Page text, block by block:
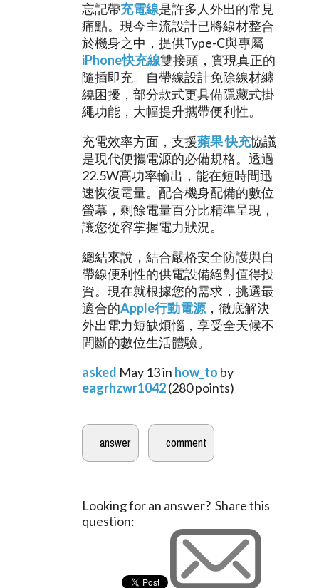
忘記帶充電線是許多人外出的常見
痛點。現今主流設計已將線材整合
於機身之中，提供Type-C與專屬
iPhone快充線雙接頭，實現真正的
隨插即充。自帶線設計免除線材纏
繞困擾，部分款式更具備隱藏式掛
繩功能，大幅提升攜帶便利性。
充電效率方面，支援蘋果 快充協議
是現代便攜電源的必備規格。透過
22.5W高功率輸出，能在短時間迅
速恢復電量。配合機身配備的數位
螢幕，剩餘電量百分比精準呈現，
讓您從容掌握電力狀況。
總結來說，結合嚴格安全防護與自
帶線便利性的供電設備絕對值得投
資。現在就根據您的需求，挑選最
適合的Apple行動電源，徹底解決
外出電力短缺煩惱，享受全天候不
間斷的數位生活體驗。
asked May 13in how_to by
eagrhzwr1042(280points)
Looking for an answer? Share this
question: